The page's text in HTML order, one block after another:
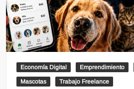
Economía Digital Emprendimiento
Mascotas Trabajo Freelance